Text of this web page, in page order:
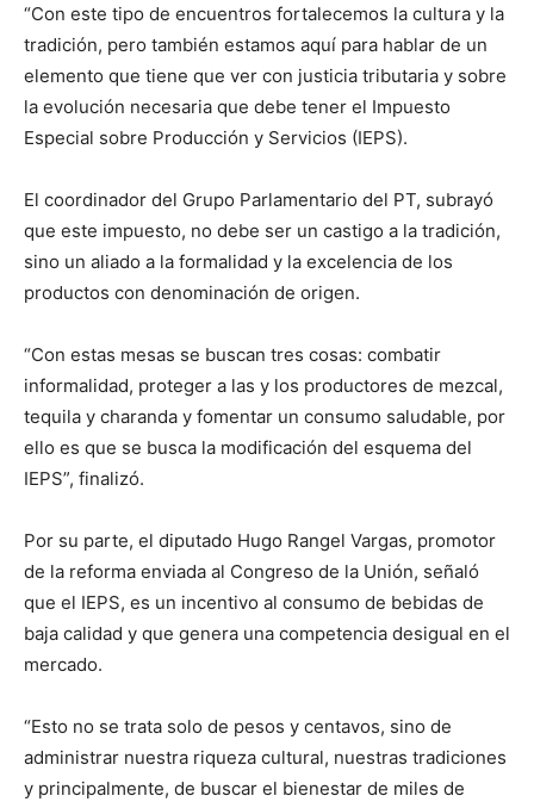
“Con este tipo de encuentros fortalecemos la cultura y la
tradición, pero también estamos aquí para hablar de un
elemento que tiene que ver con justicia tributaria y sobre
la evolución necesaria que debe tener el Impuesto
Especial sobre Producción y Servicios (IEPS).
El coordinador del Grupo Parlamentario del PT, subrayó
que este impuesto, no debe ser un castigo a la tradición,
sino un aliado a la formalidad y la excelencia de los
productos con denominación de origen.
“Con estas mesas se buscan tres cosas: combatir
informalidad, proteger a las y los productores de mezcal,
tequila y charanda y fomentar un consumo saludable, por
ello es que se busca la modificación del esquema del
IEPS”, finalizó.
Por su parte, el diputado Hugo Rangel Vargas, promotor
de la reforma enviada al Congreso de la Unión, señaló
que el IEPS, es un incentivo al consumo de bebidas de
baja calidad y que genera una competencia desigual en el
mercado.
“Esto no se trata solo de pesos y centavos, sino de
administrar nuestra riqueza cultural, nuestras tradiciones
y principalmente, de buscar el bienestar de miles de